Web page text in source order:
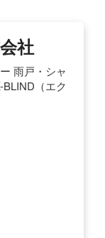
社
雨戸・シャ
（エク